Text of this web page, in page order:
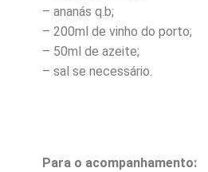
– ananás q.b;
– 200ml de vinho do porto;
– 50ml de azeite;
– sal se necessário.
Para o acompanhamento: